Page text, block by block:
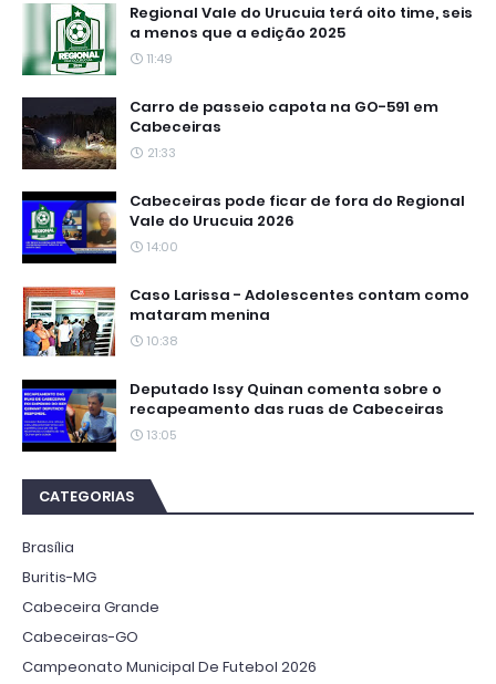
Regional Vale do Urucuia terá oito time, seis
a menos que a edição 2025
11:49
Carro de passeio capota na GO-591 em
Cabeceiras
21:33
Cabeceiras pode ficar de fora do Regional
Vale do Urucuia 2026
14:00
Caso Larissa - Adolescentes contam como
mataram menina
10:38
Deputado Issy Quinan comenta sobre o
recapeamento das ruas de Cabeceiras
13:05
CATEGORIAS
Brasília
Buritis-MG
Cabeceira Grande
Cabeceiras-GO
Campeonato Municipal De Futebol 2026